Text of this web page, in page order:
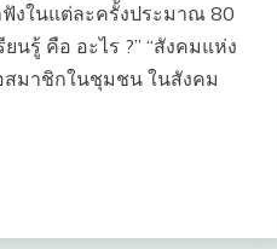
งในแต่ละครั้งประมาณ 80
นรู้ คือ อะไร ?” “สังคมแห่ง
สมาชิกในชุมชน ในสังคม